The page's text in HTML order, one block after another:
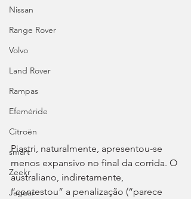
Nissan
Range Rover
Volvo
Land Rover
Rampas
Efeméride
Citroën
smart
Zeekr
Jaguar
Piastri, naturalmente, apresentou-se
menos expansivo no final da corrida. O
australiano, indiretamente,
“contestou” a penalização (“parece